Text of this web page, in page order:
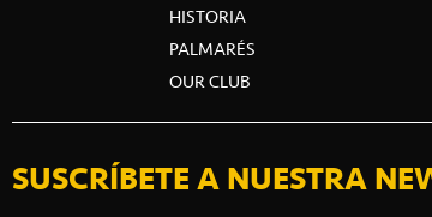
HISTORIA
PALMARÉS
OUR CLUB
SUSCRÍBETE A NUESTRA